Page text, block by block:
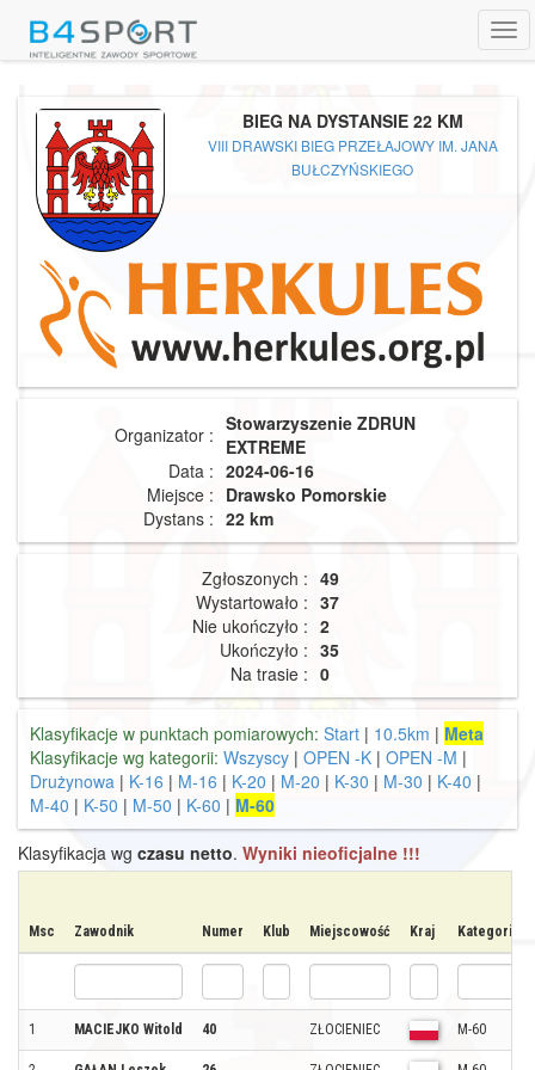
BIEG NA DYSTANSIE 22 KM
VIII DRAWSKI BIEG PRZEŁAJOWY IM. JANA
BUŁCZYŃSKIEGO
Organizator : Stowarzyszenie ZDRUN
EXTREME
Data : 2024-06-16
Miejsce : Drawsko Pomorskie
Dystans : 22 km
Zgłoszonych : 49
Wystartowało : 37
Nie ukończyło : 2
Ukończyło : 35
Na trasie : 0
Klasyfikacje w punktach pomiarowych: Start | 10.5km | Meta
Klasyfikacje wg kategorii: Wszyscy | OPEN -K | OPEN -M |
Drużynowa | K-16 | M-16 | K-20 | M-20 | K-30 | M-30 | K-40 |
M-40 | K-50 | M-50 | K-60 | M-60
Klasyfikacja wg czasu netto. Wyniki nieoficjalne !!!
Msc Zawodnik Numer Klub Miejscowość Kraj Kategoria
1 MACIEJKO Witold 40 ZŁOCIENIEC M-60